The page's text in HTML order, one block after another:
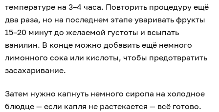
температуре на 3–4 часа. Повторить процедуру ещё
два раза, но на последнем этапе уваривать фрукты
15–20 минут до желаемой густоты и всыпать
ванилин. В конце можно добавить ещё немного
лимонного сока или кислоты, чтобы предотвратить
засахаривание.
Затем нужно капнуть немного сиропа на холодное
блюдце — если капля не растекается — всё готово.